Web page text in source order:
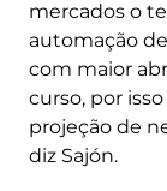
mercados o
automação
com maior
curso, por
projeção de
diz Sajón.